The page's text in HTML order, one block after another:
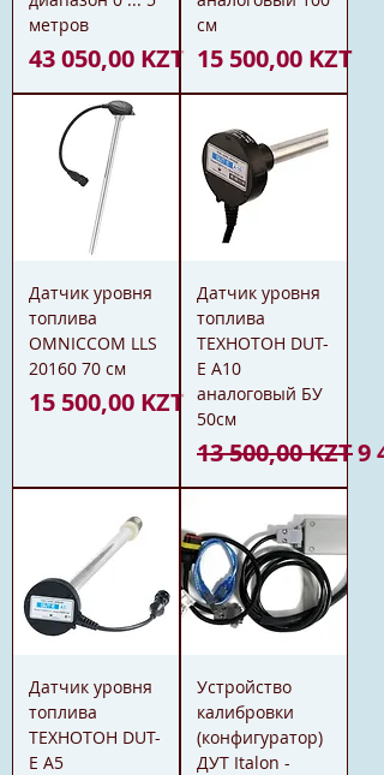
метров
Цена
43 050,00 KZT
см
Цена
15 500,00 KZT
Датчик уровня
топлива
OMNICCOM LLS
20160 70 см
Цена
15 500,00 KZT
Датчик уровня
топлива
ТЕХНОТОН DUT-
E A10
аналоговый БУ
50см
Обычная цена
13 500,00 KZT9
Датчик уровня
топлива
ТЕХНОТОН DUT-
E A5
Устройство
калибровки
(конфигуратор)
ДУТ Italon -